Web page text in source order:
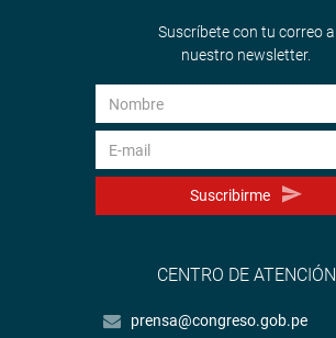
Suscríbete con tu correo a
nuestro newsletter.
Suscribirme
CENTRO DE ATENCIÓN
prensa@congreso.gob.pe